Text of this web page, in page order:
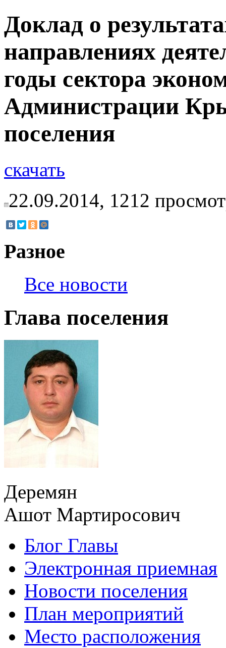
Доклад о
направлениях
годы сектора
Администрации
поселения
скачать
22.09.2014, 1212
Разное
Все новости
Глава поселения
Деремян
Ашот Мартиросович
Блог Главы
Электронная приемная
Новости поселения
План мероприятий
Место расположения